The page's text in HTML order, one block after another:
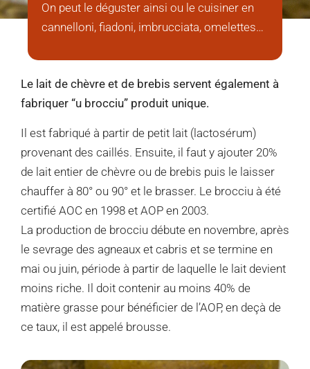
On peut le déguster ainsi ou le cuisiner en
cannelloni, fiadoni, imbrucciata, omelettes…
Le lait de chèvre et de brebis servent également à
fabriquer “u brocciu” produit unique.
Il est fabriqué à partir de petit lait (lactosérum)
provenant des caillés. Ensuite, il faut y ajouter 20%
de lait entier de chèvre ou de brebis puis le laisser
chauffer à 80° ou 90° et le brasser. Le brocciu à été
certifié AOC en 1998 et AOP en 2003.
La production de brocciu débute en novembre, après
le sevrage des agneaux et cabris et se termine en
mai ou juin, période à partir de laquelle le lait devient
moins riche. Il doit contenir au moins 40% de
matière grasse pour bénéficier de l’AOP, en deçà de
ce taux, il est appelé brousse.